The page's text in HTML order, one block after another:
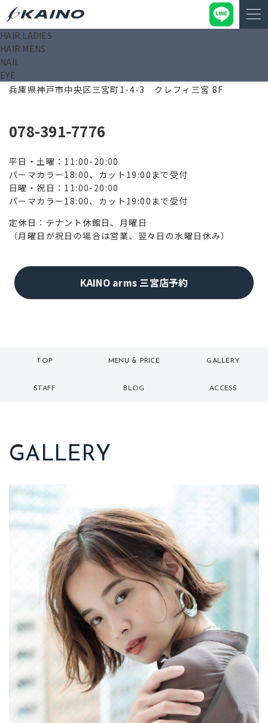
HAIR LADIES
HAIR MENS
NAIL
EYE650-0021
兵庫県神戸市中央区三宮町1-4-3 クレフィ三宮 8F
078-391-7776
平日・土曜：11:00-20:00
パーマカラー18:00、カット19:00まで受付
日曜・祝日：11:00-20:00
パーマカラー18:00、カット19:00まで受付
定休日：テナント休館日、月曜日
（月曜日が祝日の場合は営業、翌々日の水曜日休み）
KAINO arms 三宮店予約
TOP
トップ
MENU & PRICE
メニュー
GALLERY
ギャラリー
STAFF BLOG ACCESS
GALLERY